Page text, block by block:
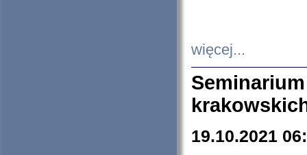
więcej...
19.10.2021